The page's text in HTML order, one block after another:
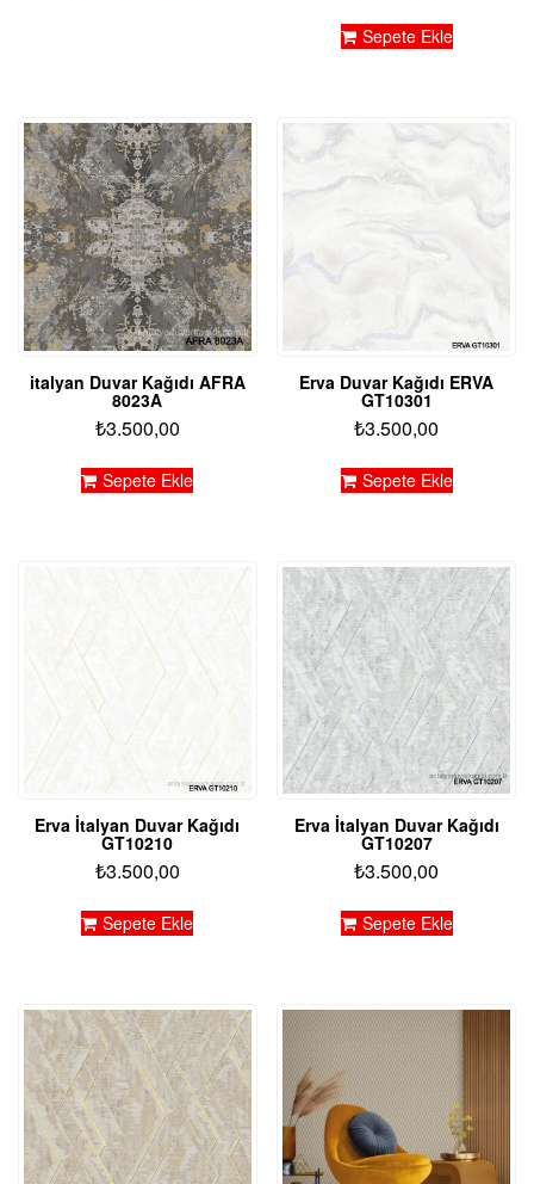
Sepete Ekle
italyan Duvar Kağıdı AFRA
8023A
₺3.500,00
Sepete Ekle
Erva Duvar Kağıdı ERVA
GT10301
₺3.500,00
Sepete Ekle
Erva İtalyan Duvar Kağıdı
GT10210
₺3.500,00
Sepete Ekle
Erva İtalyan Duvar Kağıdı
GT10207
₺3.500,00
Sepete Ekle